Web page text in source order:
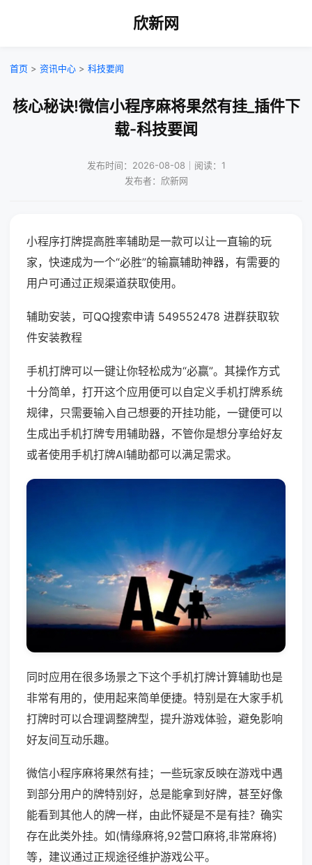
欣新网
首页 > 资讯中心 > 科技要闻
核心秘诀!微信小程序麻将果然有挂_插件下
载-科技要闻
发布时间：2026-08-08｜阅读：1
发布者：欣新网
小程序打牌提高胜率辅助是一款可以让一直输的玩
家，快速成为一个“必胜”的输赢辅助神器，有需要的
用户可通过正规渠道获取使用。
辅助安装，可QQ搜索申请 549552478 进群获取软
件安装教程
手机打牌可以一键让你轻松成为“必赢”。其操作方式
十分简单，打开这个应用便可以自定义手机打牌系统
规律，只需要输入自己想要的开挂功能，一键便可以
生成出手机打牌专用辅助器，不管你是想分享给好友
或者使用手机打牌AI辅助都可以满足需求。
同时应用在很多场景之下这个手机打牌计算辅助也是
非常有用的，使用起来简单便捷。特别是在大家手机
打牌时可以合理调整牌型，提升游戏体验，避免影响
好友间互动乐趣。
微信小程序麻将果然有挂；一些玩家反映在游戏中遇
到部分用户的牌特别好，总是能拿到好牌，甚至好像
能看到其他人的牌一样，由此怀疑是不是有挂？确实
存在此类外挂。如(情缘麻将,92营口麻将,非常麻将)
等，建议通过正规途径维护游戏公平。